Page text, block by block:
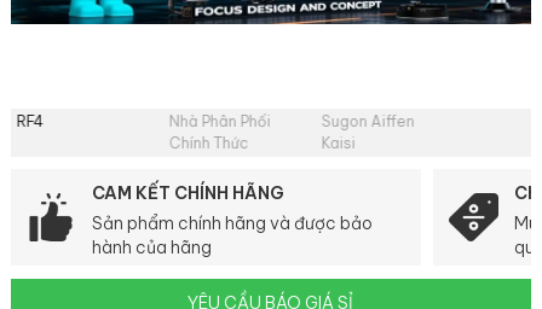
RF4
Nhà Phân Phối
Chính Thức
Sugon Aiffen
Kaisi
CAM KẾT CHÍNH HÃNG
Sản phẩm chính hãng và được bảo
hành của hãng
YÊU CẦU BÁO GIÁ SỈ